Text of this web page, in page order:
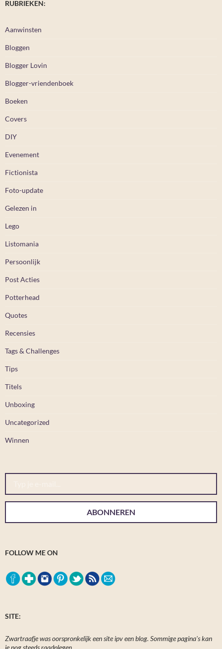
RUBRIEKEN:
Aanwinsten
Bloggen
Blogger Lovin
Blogger-vriendenboek
Boeken
Covers
DIY
Evenement
Fictionista
Foto-update
Gelezen in
Lego
Listomania
Persoonlijk
Post Acties
Potterhead
Quotes
Recensies
Tags & Challenges
Tips
Titels
Unboxing
Uncategorized
Winnen
Typ je e-mail...
ABONNEREN
FOLLOW ME ON
SITE:
Zwartraafje was oorspronkelijk een site ipv een blog. Sommige pagina's kan
je nog steeds raadplegen.